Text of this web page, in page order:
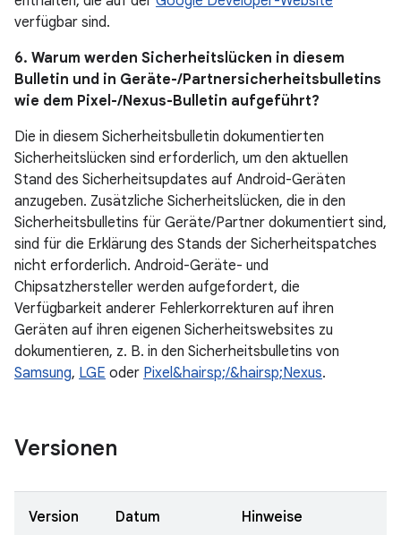
verfügbar sind.
6. Warum werden Sicherheitslücken in diesem
Bulletin und in Geräte-/Partnersicherheitsbulletins
wie dem Pixel-/Nexus-Bulletin aufgeführt?
Die in diesem Sicherheitsbulletin dokumentierten
Sicherheitslücken sind erforderlich, um den aktuellen
Stand des Sicherheitsupdates auf Android-Geräten
anzugeben. Zusätzliche Sicherheitslücken, die in den
Sicherheitsbulletins für Geräte/Partner dokumentiert sind,
sind für die Erklärung des Stands der Sicherheitspatches
nicht erforderlich. Android-Geräte- und
Chipsatzhersteller werden aufgefordert, die
Verfügbarkeit anderer Fehlerkorrekturen auf ihren
Geräten auf ihren eigenen Sicherheitswebsites zu
dokumentieren, z. B. in den Sicherheitsbulletins von
Samsung, LGE oder Pixel&hairsp;/&hairsp;Nexus.
Versionen
Version Datum Hinweise